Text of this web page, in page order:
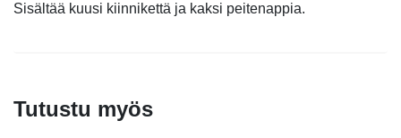
Sisältää kuusi kiinnikettä ja kaksi peitenappia.
Tutustu myös